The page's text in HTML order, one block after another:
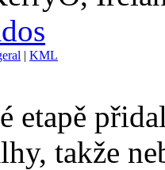
| KML
etapě
takže